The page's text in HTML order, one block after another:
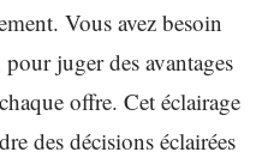
Vous avez besoin
juger des avantages
offre. Cet éclairage
des décisions éclairées